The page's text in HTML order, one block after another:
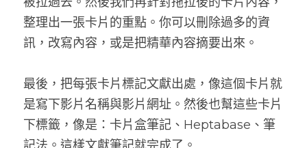
整理出一張卡片的重點。你可以刪除過多的資
訊，改寫內容，或是把精華內容摘要出來。
最後，把每張卡片標記文獻出處，像這個卡片就
是寫下影片名稱與影片網址。然後也幫這些卡片
下標籤，像是：卡片盒筆記、Heptabase、筆